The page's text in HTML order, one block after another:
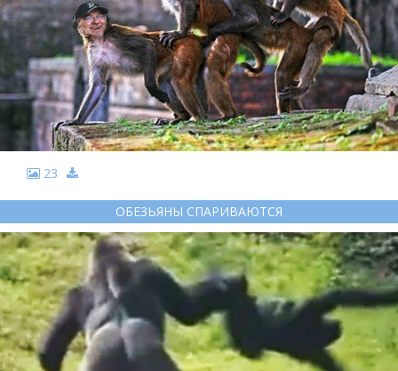
23
ОБЕЗЬЯНЫ СПАРИВАЮТСЯ